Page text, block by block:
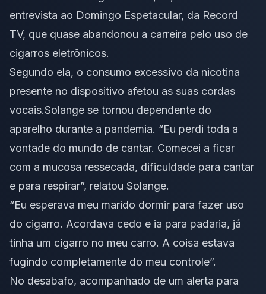
entrevista ao Domingo Espetacular, da Record
TV, que quase abandonou a carreira pelo uso de
cigarros eletrônicos.
Segundo ela, o consumo excessivo da nicotina
presente no dispositivo afetou as suas cordas
vocais.Solange se tornou dependente do
aparelho durante a pandemia. “Eu perdi toda a
vontade do mundo de cantar. Comecei a ficar
com a mucosa ressecada, dificuldade para cantar
e para respirar”, relatou Solange.
“Eu esperava meu marido dormir para fazer uso
do cigarro. Acordava cedo e ia para padaria, já
tinha um cigarro no meu carro. A coisa estava
fugindo completamente do meu controle”.
No desabafo, acompanhado de um alerta para